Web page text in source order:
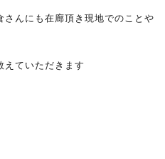
さんにも在廊頂き現地でのことや
えていただきます